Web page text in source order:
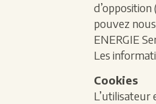
pouvez
ENERGIE
Les
Cookies
L’utilisateur